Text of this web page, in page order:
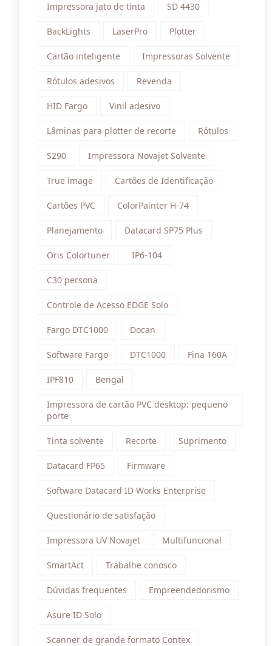
Impressora jato de tinta SD 4430
BackLights LaserPro Plotter
Cartão inteligente Impressoras Solvente
Rótulos adesivos Revenda
HID Fargo Vinil adesivo
Lâminas para plotter de recorte Rótulos
S290 Impressora Novajet Solvente
True image Cartões de Identificação
Cartões PVC ColorPainter H-74
Planejamento Datacard SP75 Plus
Oris Colortuner IP6-104
C30 persona
Controle de Acesso EDGE Solo
Fargo DTC1000 Docan
Software Fargo DTC1000 Fina 160A
IPF810 Bengal
Impressora de cartão PVC desktop: pequeno
porte
Tinta solvente Recorte Suprimento
Datacard FP65 Firmware
Software Datacard ID Works Enterprise
Questionário de satisfação
Impressora UV Novajet Multifuncional
SmartAct Trabalhe conosco
Dúvidas frequentes Empreendedorismo
Asure ID Solo
Scanner de grande formato Contex